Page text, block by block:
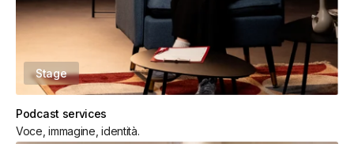
Stage
Podcast services
Voce, immagine, identità.